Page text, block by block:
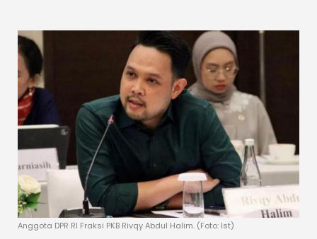
Anggota DPR RI Fraksi PKB Rivqy Abdul Halim. (Foto: Ist)